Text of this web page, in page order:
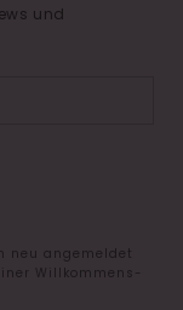
und
neu angemeldet
Willkommens-